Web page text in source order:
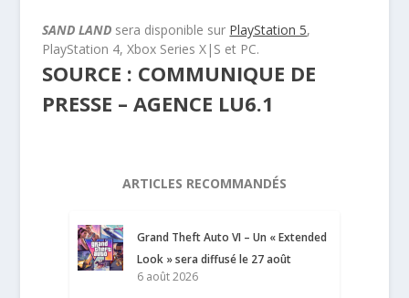
SAND LAND sera disponible sur PlayStation 5,
PlayStation 4, Xbox Series X|S et PC.
SOURCE : COMMUNIQUE DE
PRESSE – AGENCE LU6.1
ARTICLES RECOMMANDÉS
Grand Theft Auto VI – Un « Extended
Look » sera diffusé le 27 août
6 août 2026